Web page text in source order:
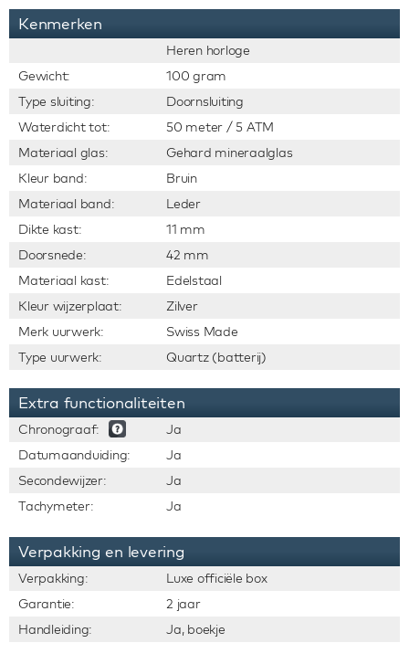
Kenmerken
Heren horloge
Gewicht:
100 gram
Type sluiting:
Doornsluiting
Waterdicht tot:
50 meter / 5 ATM
Materiaal glas:
Gehard mineraalglas
Kleur band:
Bruin
Materiaal band:
Leder
Dikte kast:
11 mm
Doorsnede:
42 mm
Materiaal kast:
Edelstaal
Kleur wijzerplaat:
Zilver
Merk uurwerk:
Swiss Made
Type uurwerk:
Quartz (batterij)
Extra functionaliteiten
Chronograaf:
Ja
Datumaanduiding:
Ja
Secondewijzer:
Ja
Tachymeter:
Ja
Verpakking en levering
Verpakking:
Luxe officiële box
Garantie:
2 jaar
Handleiding:
Ja, boekje